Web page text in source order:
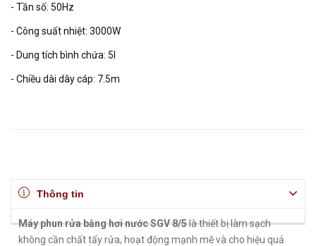
- Tần số: 50Hz
- Công suất nhiệt: 3000W
- Dung tích bình chứa: 5l
- Chiều dài dây cáp: 7.5m
Thông tin
Máy phun rửa bằng hơi nước SGV 8/5là thiết bị làm sạch
không cần chất tẩy rửa, hoạt động mạnh mẽ và cho hiệu quả